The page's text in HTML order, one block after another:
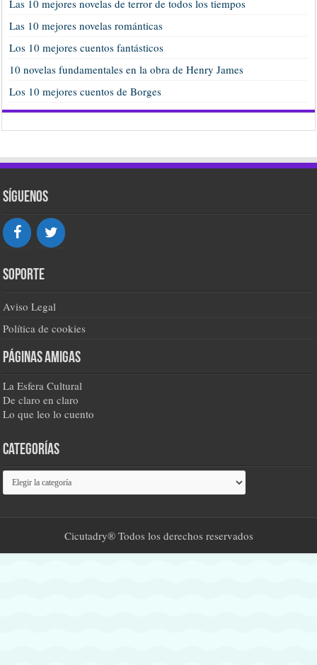
Las 10 mejores novelas de terror de todos los tiempos
Las 10 mejores novelas románticas
Los 10 mejores cuentos fantásticos
10 novelas fundamentales en la obra de Henry James
Los 10 mejores cuentos de Borges
Síguenos
Soporte
Aviso Legal
Política de cookies
Páginas amigas
La Esfera Cultural
De claro en claro
Lo que leo lo cuento
Categorías
Categorías
Cicutadry® Todos los derechos reservados